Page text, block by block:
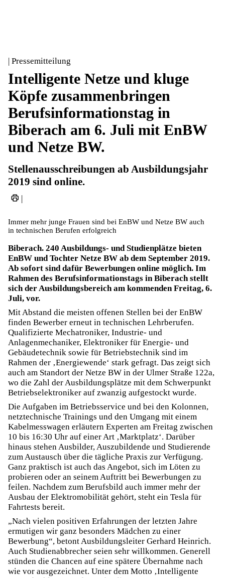
| Pressemitteilung
Intelligente Netze und kluge
Köpfe zusammenbringen
Berufsinformationstag in
Biberach am 6. Juli mit EnBW
und Netze BW.
Stellenausschreibungen ab Ausbildungsjahr
2019 sind online.
|
Immer mehr junge Frauen sind bei EnBW und Netze BW auch
in technischen Berufen erfolgreich
Biberach. 240 Ausbildungs- und Studienplätze bieten
EnBW und Tochter Netze BW ab dem September 2019.
Ab sofort sind dafür Bewerbungen online möglich. Im
Rahmen des Berufsinformationstags in Biberach stellt
sich der Ausbildungsbereich am kommenden Freitag, 6.
Juli, vor.
Mit Abstand die meisten offenen Stellen bei der EnBW
finden Bewerber erneut in technischen Lehrberufen.
Qualifizierte Mechatroniker, Industrie- und
Anlagenmecha­niker, Elektroniker für Energie- und
Gebäudetechnik sowie für Betriebstechnik sind im
Rahmen der ‚Energiewende‘ stark gefragt. Das zeigt sich
auch am Standort der Netze BW in der Ulmer Straße 122a,
wo die Zahl der Ausbildungsplätze mit dem Schwerpunkt
Betriebselektroniker auf zwanzig aufgestockt wurde.
Die Aufgaben im Betriebsservice und bei den Kolonnen,
netztechnische Trainings und den Umgang mit einem
Kabelmesswagen erläutern Experten am Freitag zwischen
10 bis 16:30 Uhr auf einer Art ‚Marktplatz‘. Darüber
hinaus stehen Ausbilder, Auszubildende und Stu­dierende
zum Austausch über die tägliche Praxis zur Verfügung.
Ganz praktisch ist auch das Angebot, sich im Löten zu
probieren oder an seinem Auftritt bei Bewerbungen zu
feilen. Nachdem zum Berufsbild auch immer mehr der
Ausbau der Elektromobilität gehört, steht ein Tesla für
Fahrtests bereit.
„Nach vielen positiven Erfahrungen der letzten Jahre
ermutigen wir ganz besonders Mädchen zu einer
Bewerbung“, betont Ausbildungsleiter Gerhard Heinrich.
Auch Studienabbrecher seien sehr willkommen. Generell
stünden die Chancen auf eine spätere Übernahme nach
wie vor ausgezeichnet. Unter dem Motto ‚Intelligente